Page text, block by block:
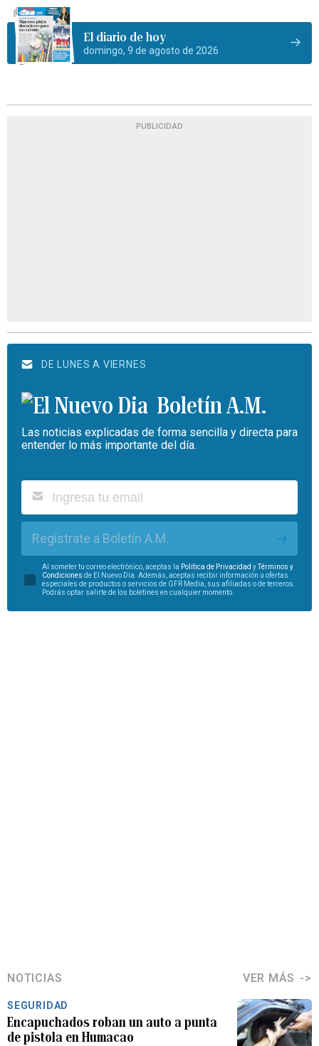
El diario de hoy
domingo, 9 de agosto de 2026
PUBLICIDAD
DE LUNES A VIERNES
Boletín A.M.
Las noticias explicadas de forma sencilla y directa para
entender lo más importante del día.
Regístrate a Boletín A.M.
Al someter tu correo electrónico, aceptas la Política de Privacidad y
Términos y
Condiciones de El Nuevo Día. Además, aceptas recibir información u ofertas
especiales de productos o servicios de GFR Media, sus afiliadas o de terceros.
Podrás optar salirte de los boletines en cualquier momento.
NOTICIAS VER MÁS
SEGURIDAD
Encapuchados roban un auto a punta
de pistola en Humacao